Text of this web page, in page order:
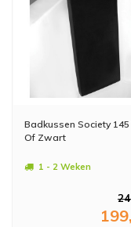
Badkussen Society
Of Zwart
1 - 2 Weken